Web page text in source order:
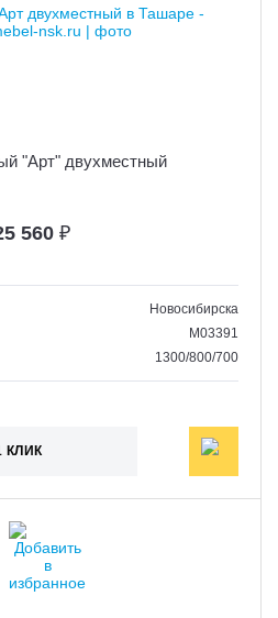
"Арт" двухместный
560 ₽
Новосибирска
M03391
1300/800/700
КЛИК